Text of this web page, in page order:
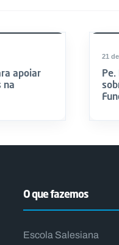
apoiar
na
21
O que fazemos
Escola Salesiana